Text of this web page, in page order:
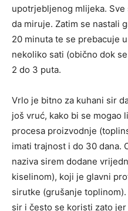
upotrjebljenog mlijeka.
da miruje. Zatim se nastali
20 minuta te se prebacuje
nekoliko sati (obično dok
2 do 3 puta.
Vrlo je bitno za kuhani sir
još vruć, kako bi se mogao
procesa proizvodnje
imati trajnost i do 30 dana.
naziva sirem dodane
kiselinom), koji je glavni
sirutke (grušanje
sir i često se koristi zato